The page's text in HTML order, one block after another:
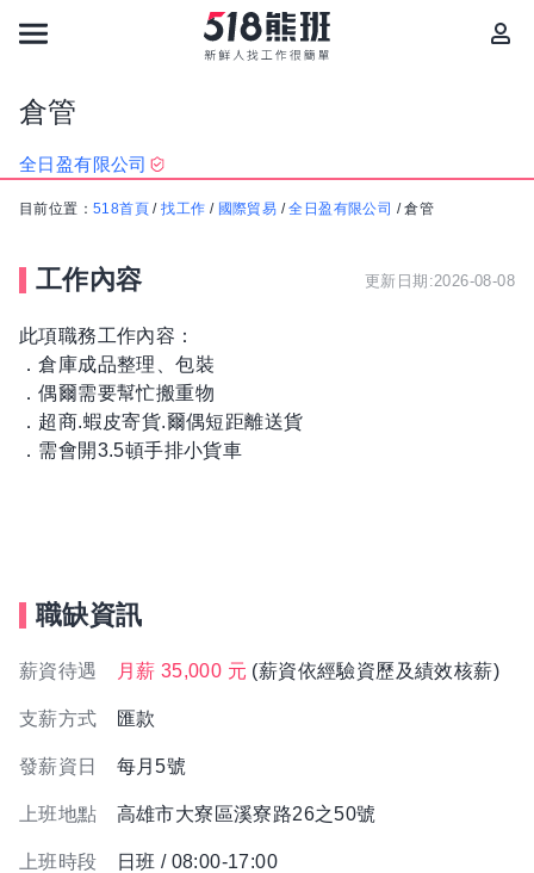
倉管
全日盈有限公司
目前位置： 518首頁 /找工作 / 國際貿易 /全日盈有限公司 /倉管
工作內容 更新日期:2026-08-08
此項職務工作內容：
．倉庫成品整理、包裝
．偶爾需要幫忙搬重物
．超商.蝦皮寄貨.爾偶短距離送貨
．需會開3.5頓手排小貨車
職缺資訊
薪資待遇 月薪 35,000 元 (薪資依經驗資歷及績效核薪)
支薪方式 匯款
發薪資日 每月5號
上班地點 高雄市大寮區溪寮路26之50號
上班時段 日班 / 08:00-17:00